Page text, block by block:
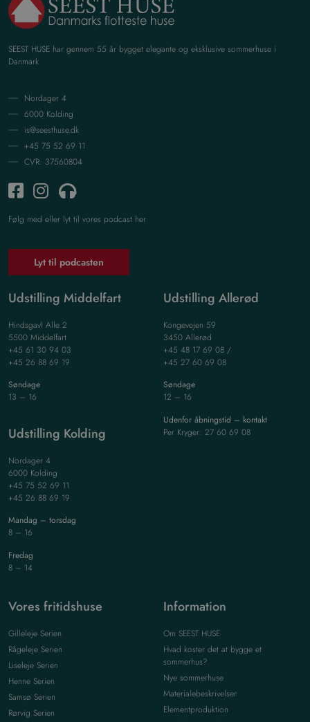
SEEST HUSE har gennem 55 år bygget elegante og eksklusive sommerhuse i
Danmark
Nordager 4
6000 Kolding
is@seesthuse.dk
+45 75 52 69 11
CVR: 37560804
Følg med eller lyt til vores podcast her
Lyt til podcasten
Udstilling Middelfart
Hindsgavl Alle 2
5500 Middelfart
+45 61 30 94 03
+45 26 88 69 19
Søndage
13 – 16
Udstilling Kolding
Nordager 4
6000 Kolding
+45 75 52 69 11
+45 26 88 69 19
Mandag – torsdag
8 – 16
Fredag
8 – 14
Udstilling Allerød
Kongevejen 59
3450 Allerød
+45 48 17 69 08 /
+45 27 60 69 08
Søndage
12 – 16
Udenfor åbningstid – kontakt
Per Kryger: 27 60 69 08
Vores fritidshuse
Gilleleje Serien
Rågeleje Serien
Liseleje Serien
Henne Serien
Samsø Serien
Rørvig Serien
Information
Om SEEST HUSE
Hvad koster det at bygge et
sommerhus?
Nye sommerhuse
Materialebeskrivelser
Elementproduktion